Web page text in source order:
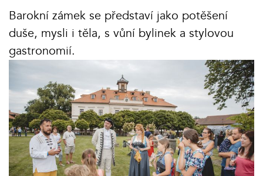
Barokní zámek se představí jako potěšení
duše, mysli i těla, s vůní bylinek a stylovou
gastronomií.